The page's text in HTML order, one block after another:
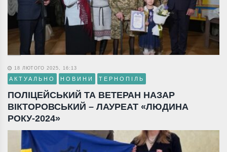
18 ЛЮТОГО 2025, 16:13
АКТУАЛЬНО НОВИНИ ТЕРНОПІЛЬ
ПОЛІЦЕЙСЬКИЙ ТА ВЕТЕРАН НАЗАР
ВІКТОРОВСЬКИЙ – ЛАУРЕАТ «ЛЮДИНА
РОКУ-2024»